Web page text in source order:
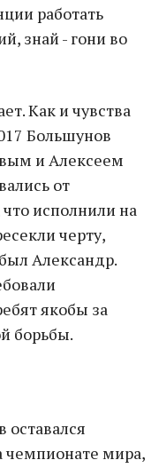
работать
знай - гони во
Как и чувства
Большунов
и Алексеем
от
исполнили на
черту,
Александр.
якобы за
борьбы.
чемпионате мира,